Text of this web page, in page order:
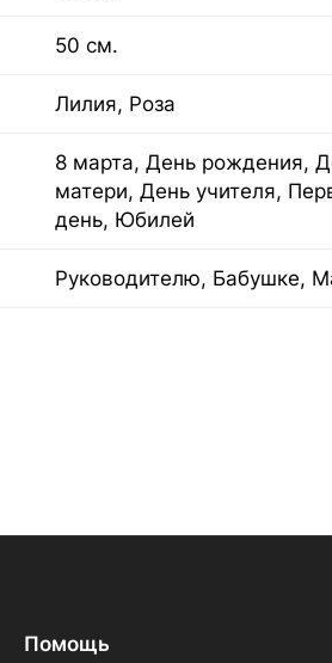
50 см.
Лилия, Роза
8 марта, День рождения,
матери, День учителя,
день, Юбилей
Руководителю, Бабушке,
Помощь